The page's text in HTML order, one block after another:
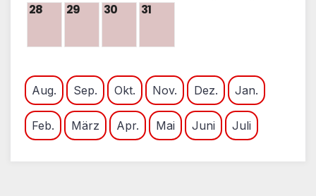
28 29 30 31
Aug. Sep. Okt. Nov. Dez. Jan.
Feb. März Apr. Mai Juni Juli